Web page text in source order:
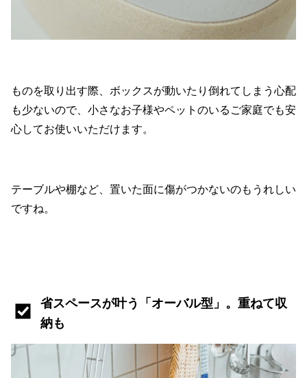
ものを取り出す際、ボックスが動いたり倒れてしまう心配
も少ないので、小さなお子様やペットのいるご家庭でも安
心してお使いいただけます。
テーブルや棚など、置いた面に傷がつかないのもうれしい
ですね。
省スペースが叶う「オーバル型」。重ねて収
納も